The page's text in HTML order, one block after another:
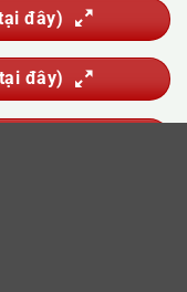
HÔM NAY
đây)